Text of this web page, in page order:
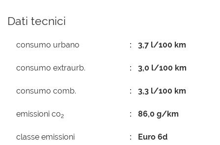
Dati tecnici
consumo urbano 3,7 l/100 km
consumo extraurb. 3,0 l/100 km
consumo comb. 3,3 l/100 km
emissioni co2 86,0 g/km
classe emissioni Euro 6d